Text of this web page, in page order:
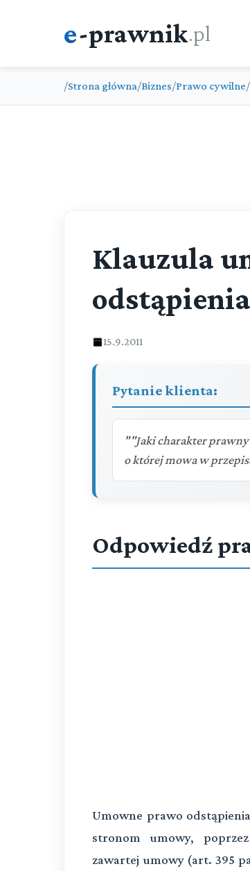
e-prawnik.pl
/Strona główna/Biznes/Prawo cywilne/
Klauzula
15.9.2011
Pytanie klienta:
""Jaki charakter
o której mowa w
Odpowiedź
Umowne prawo
stronom umowy,
zawartej umowy (art. 395